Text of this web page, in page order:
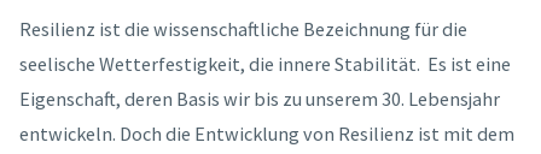
Resilienz ist die wissenschaftliche Bezeichnung für die
seelische Wetterfestigkeit, die innere Stabilität. Es ist eine
Eigenschaft, deren Basis wir bis zu unserem 30. Lebensjahr
entwickeln. Doch die Entwicklung von Resilienz ist mit dem